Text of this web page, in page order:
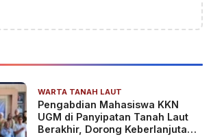
WARTA TANAH LAUT
Pengabdian Mahasiswa KKN
UGM di Panyipatan Tanah Laut
Berakhir, Dorong Keberlanjutan